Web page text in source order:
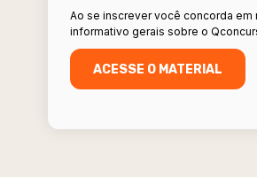
Ao se inscrever você concorda em
informativo gerais sobre o